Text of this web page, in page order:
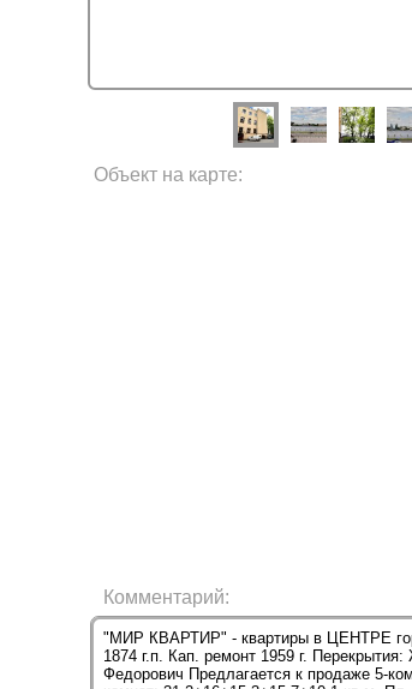
Объект на карте:
"МИР КВАРТИР" - квартиры в ЦЕНТРЕ
1874 г.п. Кап. ремонт 1959 г.
Федорович Предлагается к продаже 5-
Комментарий: